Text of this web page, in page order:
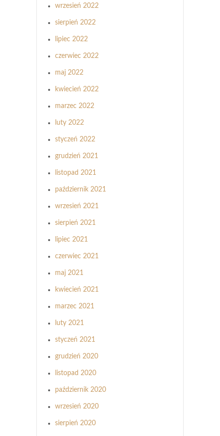
wrzesień 2022
sierpień 2022
lipiec 2022
czerwiec 2022
maj 2022
kwiecień 2022
marzec 2022
luty 2022
styczeń 2022
grudzień 2021
listopad 2021
październik 2021
wrzesień 2021
sierpień 2021
lipiec 2021
czerwiec 2021
maj 2021
kwiecień 2021
marzec 2021
luty 2021
styczeń 2021
grudzień 2020
listopad 2020
październik 2020
wrzesień 2020
sierpień 2020